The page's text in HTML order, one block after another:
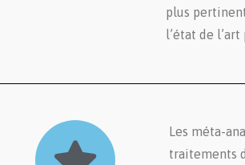
plus
l’état de
Les méta-
traitements